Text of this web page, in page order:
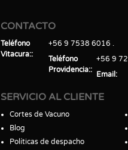
CONTACTO
Teléfono
Vitacura:
+56 9 7538 6016
Teléfono
Providencia:
+56 9
Email
SERVICIO AL CLIENTE
Cortes de Vacuno
Blog
Políticas de despacho